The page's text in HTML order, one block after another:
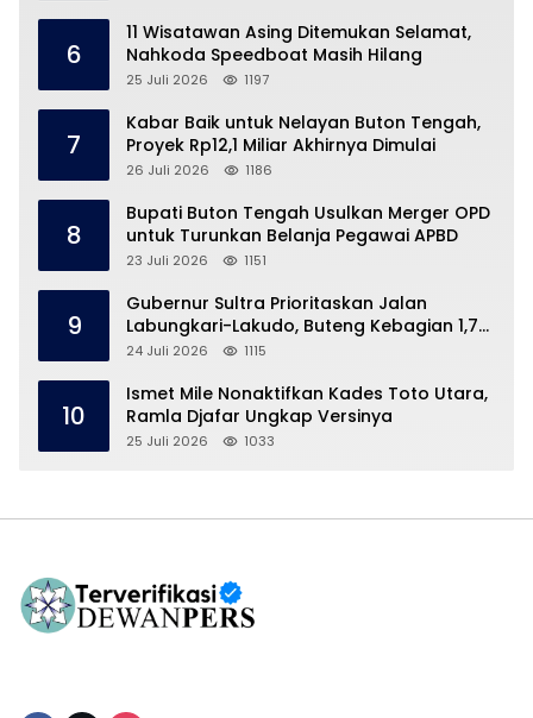
6
11 Wisatawan Asing Ditemukan Selamat,
Nahkoda Speedboat Masih Hilang
25 Juli 2026 1197
7
Kabar Baik untuk Nelayan Buton Tengah,
Proyek Rp12,1 Miliar Akhirnya Dimulai
26 Juli 2026 1186
8
Bupati Buton Tengah Usulkan Merger OPD
untuk Turunkan Belanja Pegawai APBD
23 Juli 2026 1151
9
Gubernur Sultra Prioritaskan Jalan
Labungkari-Lakudo, Buteng Kebagian 1,7
Km
24 Juli 2026 1115
10
Ismet Mile Nonaktifkan Kades Toto Utara,
Ramla Djafar Ungkap Versinya
25 Juli 2026 1033